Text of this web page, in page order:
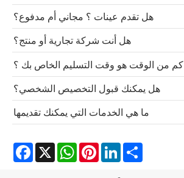
هل تقدم عينات ؟ مجاني أم مدفوع؟
هل أنت شركة تجارية أو منتج؟
كم من الوقت هو وقت التسليم الخاص بك ؟
هل يمكنك قبول التخصيص الشخصي؟
ما هي الخدمات التي يمكنك تقديمها
X
WhatsAppPinterestLinkedInShare